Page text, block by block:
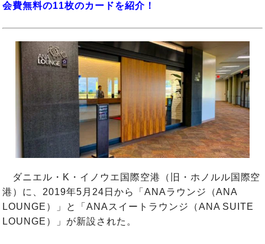
会費無料の11枚のカードを紹介！
ダニエル・K・イノウエ国際空港（旧・ホノルル国際空
港）に、2019年5月24日から「ANAラウンジ（ANA
LOUNGE）」と「ANAスイートラウンジ（ANA SUITE
LOUNGE）」が新設された。